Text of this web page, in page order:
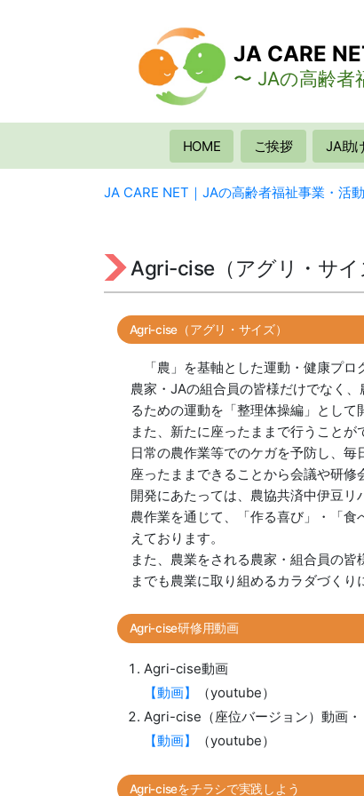
JA CARE
〜 JAの高齢者
HOME ご挨拶 JA助
JA CARE NET｜JAの高齢者福祉事業・活動
Agri-cise（アグリ・サイ
Agri-cise（アグリ・サイズ）
「農」を基軸とした運動・健康プ
農家・JAの組合員の皆様だけでなく
るための運動を「整理体操編」として
また、新たに座ったままで行うことが
日常の農作業等でのケガを予防し、
座ったままできることから会議や研修
開発にあたっては、農協共済中伊豆リ
農作業を通じて、「作る喜び」・「
えております。
また、農業をされる農家・組合員の
までも農業に取り組めるカラダづくり
Agri-cise研修用動画
Agri-cise動画
【動画】
（youtube）
Agri-cise（座位バージョン）動画・
【動画】
（youtube）
Agri-ciseをチラシで実践しよう